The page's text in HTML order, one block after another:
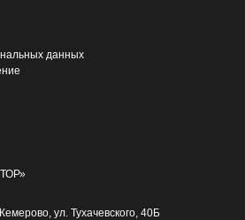
данных
ул. Тухачевского, 40Б